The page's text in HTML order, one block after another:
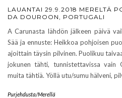
LAUANTAI 29.9.2018 MERELTÄ
DA DOUROON, PORTUGALI
A Carunasta lähdön jälkeen päivä
Sää ja ennuste: Heikkoa pohjoisen
ajoittain täysin pilvinen. Puolikuu
jokunen tähti, tunnistettavissa
muita tähtiä. Yöllä utu/sumu hälveni,
Purjehdusta/Merellä